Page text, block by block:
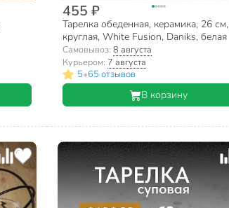
455 ₽
Тарелка обеденная, керамика, 26 см,
круглая, White Fusion, Daniks, белая
Самовывоз: 8 августа
Курьером: 7 августа
5•65 отзывов
В корзину